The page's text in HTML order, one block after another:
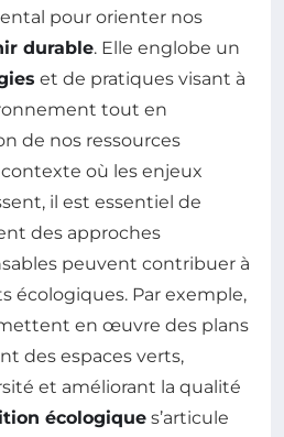
pour orienter nos
durable. Elle englobe un
et de pratiques visant à
tout en
de nos ressources
contexte où les enjeux
il est essentiel de
des approches
peuvent contribuer à
écologiques. Par exemple,
en œuvre des plans
des espaces verts,
et améliorant la qualité
écologique s’articule